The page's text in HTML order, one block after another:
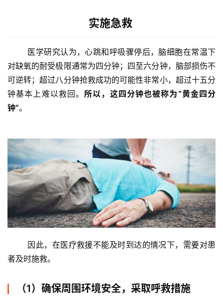
实施急救
对缺氧的耐受极限通常为四分钟；四至六分钟，脑部损伤不
可逆转；超过八分钟抢救成功的可能性非常小，超过十五分
钟基本上难以救回。 所以，这四分钟也被称为“黄金四分
钟”。
者及时施救。
（1）确保周围环境安全，采取呼救措施